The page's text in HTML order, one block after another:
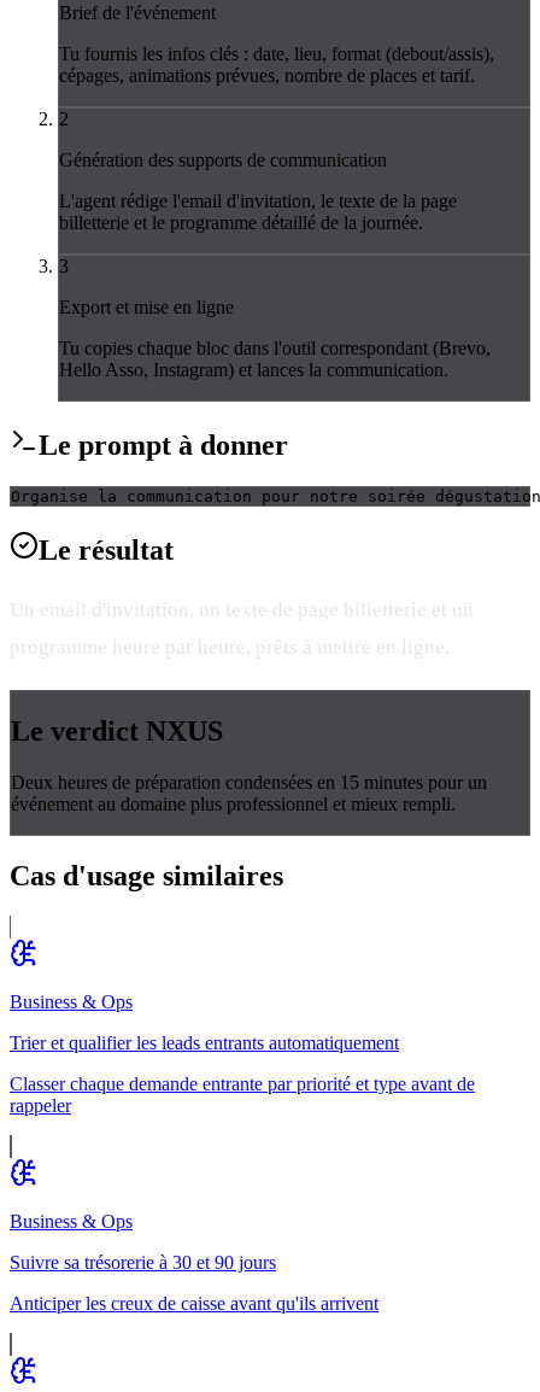
Brief de l'événement
Tu fournis les infos clés : date, lieu, format (debout/assis),
cépages, animations prévues, nombre de places et tarif.
2
Génération des supports de communication
L'agent rédige l'email d'invitation, le texte de la page
billetterie et le programme détaillé de la journée.
3
Export et mise en ligne
Tu copies chaque bloc dans l'outil correspondant (Brevo,
Hello Asso, Instagram) et lances la communication.
Le prompt à donner
Organise la communication pour notre soirée
Le résultat
Un email d'invitation, un texte de page billetterie et un
programme heure par heure, prêts à mettre en ligne.
Le verdict NXUS
Deux heures de préparation condensées en 15 minutes pour un
événement au domaine plus professionnel et mieux rempli.
Cas d'usage similaires
Business & Ops
Trier et qualifier les leads entrants automatiquement
Classer chaque demande entrante par priorité et type avant de
rappeler
Business & Ops
Suivre sa trésorerie à 30 et 90 jours
Anticiper les creux de caisse avant qu'ils arrivent